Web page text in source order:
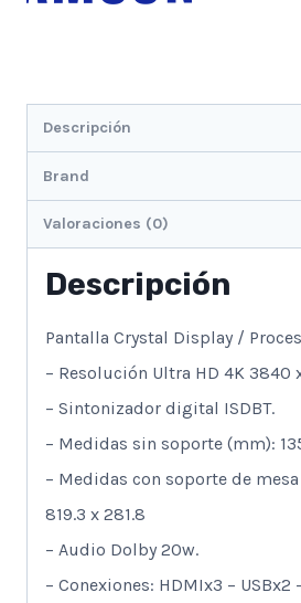
Descripción
Brand
Valoraciones (0)
Descripción
Pantalla Crystal Display /
– Resolución Ultra HD 4K 3840
– Sintonizador digital ISDBT.
– Medidas sin soporte (mm):
– Medidas con soporte de
819.3 x 281.8
– Audio Dolby 20w.
– Conexiones: HDMIx3 – USBx2